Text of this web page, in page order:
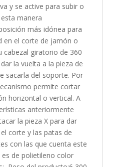
y se active para subir o
manera
más idónea para
en el corte de jamón o
cabezal giratorio de 360
la vuelta a la pieza de
sacarla del soporte. Por
permite cortar
horizontal o vertical. A
anteriormente
la pieza X para dar
corte y las patas de
con las que cuenta este
de polietileno color